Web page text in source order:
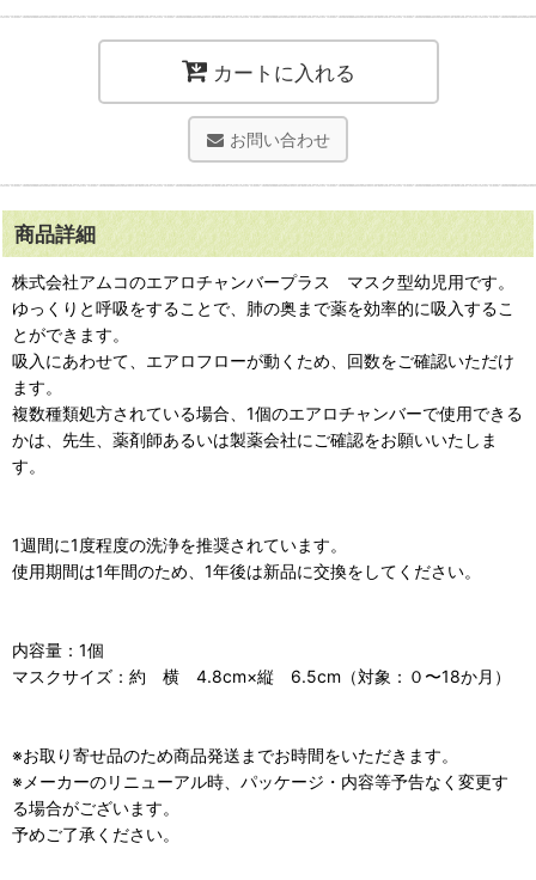
カートに入れる
お問い合わせ
商品詳細
株式会社アムコのエアロチャンバープラス マスク型幼児用です。
ゆっくりと呼吸をすることで、肺の奥まで薬を効率的に吸入するこ
とができます。
吸入にあわせて、エアロフローが動くため、回数をご確認いただけ
ます。
複数種類処方されている場合、1個のエアロチャンバーで使用できる
かは、先生、薬剤師あるいは製薬会社にご確認をお願いいたしま
す。
1週間に1度程度の洗浄を推奨されています。
使用期間は1年間のため、1年後は新品に交換をしてください。
内容量：1個
マスクサイズ：約 横 4.8cm×縦 6.5cm（対象：０〜18か月）
※お取り寄せ品のため商品発送までお時間をいただきます。
※メーカーのリニューアル時、パッケージ・内容等予告なく変更す
る場合がございます。
予めご了承ください。